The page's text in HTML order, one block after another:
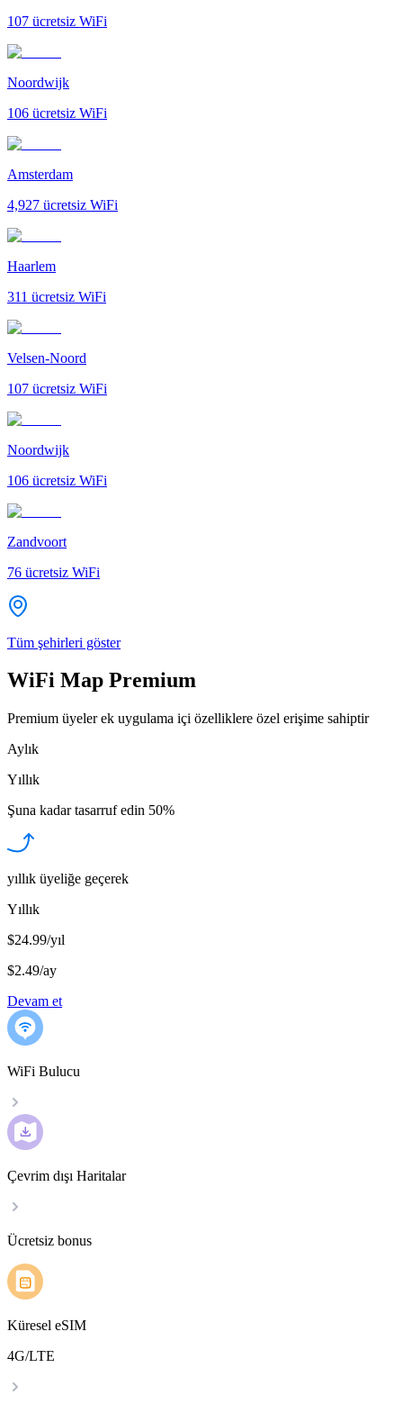
107 ücretsiz WiFi
Noordwijk
106 ücretsiz WiFi
Amsterdam
4,927 ücretsiz WiFi
Haarlem
311 ücretsiz WiFi
Velsen-Noord
107 ücretsiz WiFi
Noordwijk
106 ücretsiz WiFi
Zandvoort
76 ücretsiz WiFi
Tüm şehirleri göster
WiFi Map Premium
Premium üyeler ek uygulama içi özelliklere özel erişime sahiptir
Aylık
Yıllık
Şuna kadar tasarruf edin 50%
yıllık üyeliğe geçerek
Yıllık
$24.99/yıl
$2.49/ay
Devam et
WiFi Bulucu
Çevrim dışı Haritalar
Ücretsiz bonus
Küresel eSIM
4G/LTE